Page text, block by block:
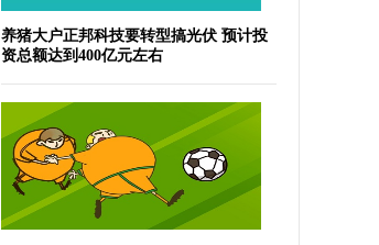
养猪大户正邦科技要转型搞光伏 预计投
资总额达到400亿元左右